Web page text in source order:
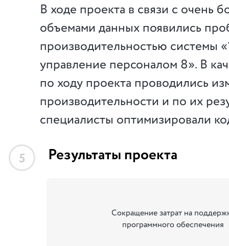
В ходе проекта в связи с очень
объемами данных появились
производительностью системы
управление персоналом 8». В
по ходу проекта проводились
производительности и по их
специалисты оптимизировали
5 Результаты проекта
Сокращение затрат на
программного обеспечения